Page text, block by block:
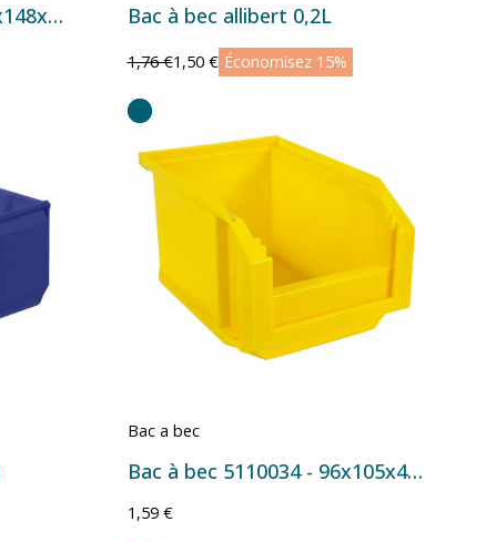
Bac à bec 5130032 - 250x148x130 mm - 4 L Jaune Bac à bec allibert 0,2L
1,76 €1,50 € Économisez 15%
Bac a bec
Bac à bec 5110034 - 96x105x45 mm - 0,2 L Jaune
1,59 €